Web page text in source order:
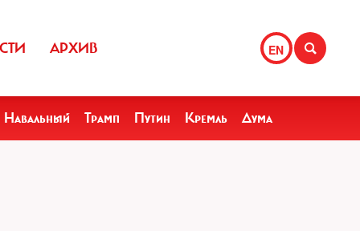
EN
АРХИВ
Навальный Трамп Путин Кремль Дума